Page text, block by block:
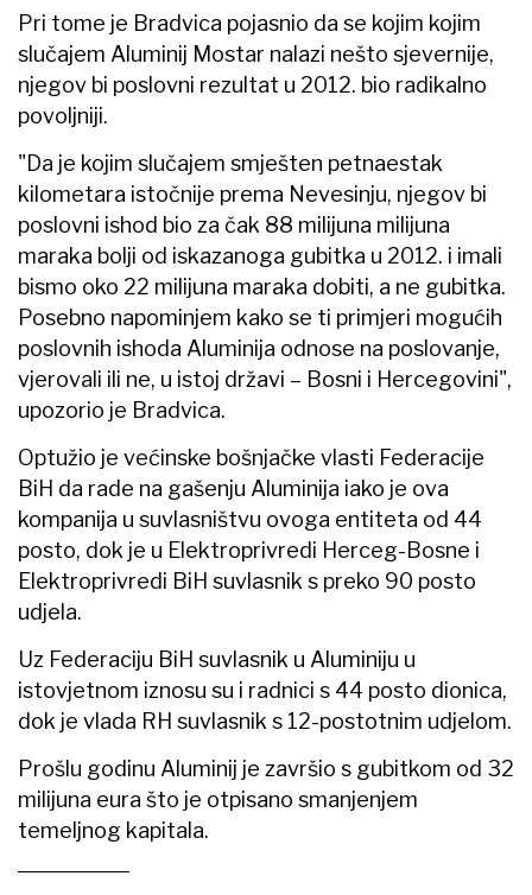
Pri tome je Bradvica pojasnio da se kojim kojim
slučajem Aluminij Mostar nalazi nešto sjevernije,
njegov bi poslovni rezultat u 2012. bio radikalno
povoljniji.
"Da je kojim slučajem smješten petnaestak
kilometara istočnije prema Nevesinju, njegov bi
poslovni ishod bio za čak 88 milijuna milijuna
maraka bolji od iskazanoga gubitka u 2012. i imali
bismo oko 22 milijuna maraka dobiti, a ne gubitka.
Posebno napominjem kako se ti primjeri mogućih
poslovnih ishoda Aluminija odnose na poslovanje,
vjerovali ili ne, u istoj državi – Bosni i Hercegovini",
upozorio je Bradvica.
Optužio je većinske bošnjačke vlasti Federacije
BiH da rade na gašenju Aluminija iako je ova
kompanija u suvlasništvu ovoga entiteta od 44
posto, dok je u Elektroprivredi Herceg-Bosne i
Elektroprivredi BiH suvlasnik s preko 90 posto
udjela.
Uz Federaciju BiH suvlasnik u Aluminiju u
istovjetnom iznosu su i radnici s 44 posto dionica,
dok je vlada RH suvlasnik s 12-postotnim udjelom.
Prošlu godinu Aluminij je završio s gubitkom od 32
milijuna eura što je otpisano smanjenjem
temeljnog kapitala.